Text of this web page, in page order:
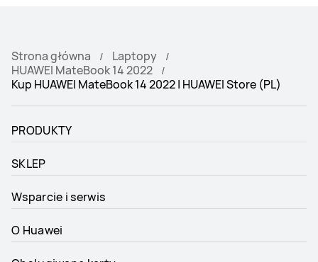
Strona główna
Laptopy
HUAWEI MateBook 14 2022
Kup HUAWEI MateBook 14 2022 | HUAWEI Store (PL)
PRODUKTY
SKLEP
Wsparcie i serwis
O Huawei